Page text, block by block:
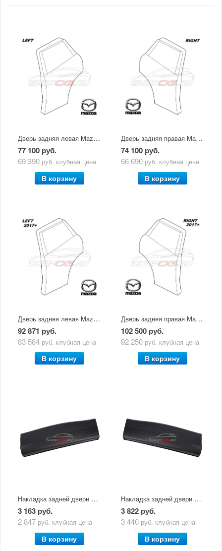
Дверь задняя левая Mazda CX-5 (2011-2017)
77 100 руб.
69 390 руб. клубная цена
В корзину
Дверь задняя правая Mazda CX-5 (2011-2017)
74 100 руб.
66 690 руб. клубная цена
В корзину
Дверь задняя левая Mazda CX-5 (2017-по н.в.)
92 871 руб.
83 584 руб. клубная цена
В корзину
Дверь задняя правая Mazda CX-5 (2017-по н.в.)
102 500 руб.
92 250 руб. клубная цена
В корзину
Накладка задней двери левой Mazda CX-5 (2011-2017)
3 163 руб.
2 847 руб. клубная цена
В корзину
Накладка задней двери правой Mazda CX-5 (2011-2017)
3 822 руб.
3 440 руб. клубная цена
В корзину